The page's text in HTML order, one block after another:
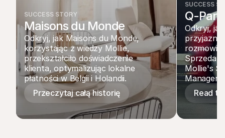
SUCCESS STORY
Maisons du Monde
Odkryj, jak Maisons du Monde,
korzystając z wiedzy Mollie,
przekształciło doświadczenie
klienta, optymalizując lokalne
płatności w Belgii i Holandii.
Przeczytaj całą historię
SUCCESS
Q-Park
Odkryj,
przyjazną
rozmowie
Mollie's
Read